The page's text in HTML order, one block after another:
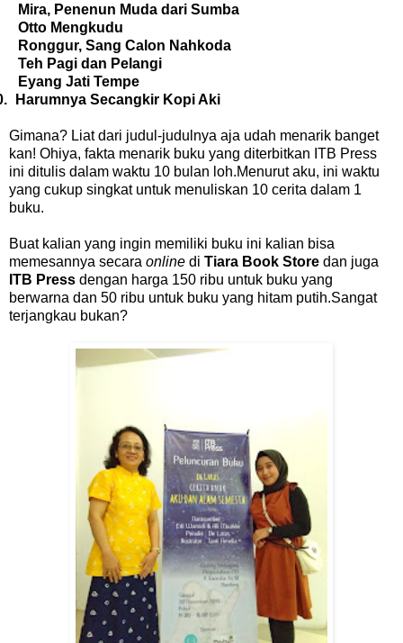
Mira, Penenun Muda dari Sumba
Otto Mengkudu
Ronggur, Sang Calon Nahkoda
Teh Pagi dan Pelangi
Eyang Jati Tempe
Harumnya Secangkir Kopi Aki
Gimana? Liat dari judul-judulnya aja udah menarik banget
kan! Ohiya, fakta menarik buku yang diterbitkan ITB Press
ini ditulis dalam waktu 10 bulan loh.Menurut aku, ini waktu
yang cukup singkat untuk menuliskan 10 cerita dalam 1
buku.
Buat kalian yang ingin memiliki buku ini kalian bisa
memesannya secara online di Tiara Book Store dan juga
ITB Press dengan harga 150 ribu untuk buku yang
berwarna dan 50 ribu untuk buku yang hitam putih.Sangat
terjangkau bukan?